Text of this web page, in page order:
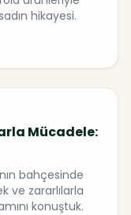
hikayesi.
Mücadele:
bahçesinde
ve zararlılarla
konuştuk.